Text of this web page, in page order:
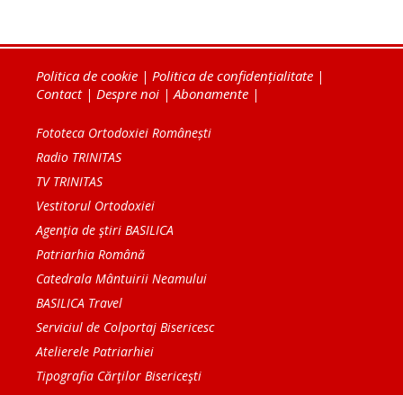
Politica de cookie | Politica de confidențialitate |
Contact| Despre noi |Abonamente |
Fototeca Ortodoxiei Românești
Radio TRINITAS
TV TRINITAS
Vestitorul Ortodoxiei
Agenţia de ştiri BASILICA
Patriarhia Română
Catedrala Mântuirii Neamului
BASILICA Travel
Serviciul de Colportaj Bisericesc
Atelierele Patriarhiei
Tipografia Cărţilor Bisericeşti